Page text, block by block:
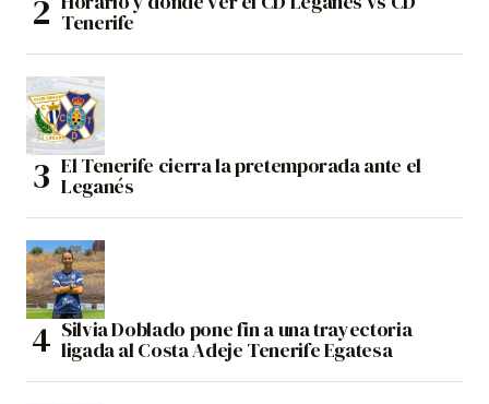
Tenerife
El Tenerife cierra la pretemporada ante el
Leganés
Silvia Doblado pone fin a una trayectoria
ligada al Costa Adeje Tenerife Egatesa